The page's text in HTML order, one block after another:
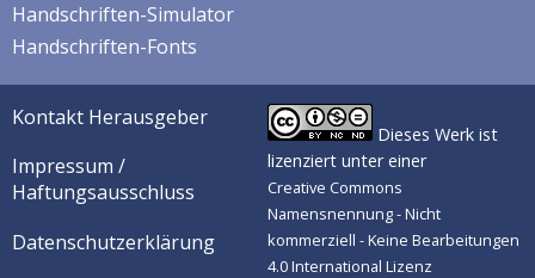
Handschriften-Simulator
Handschriften-Fonts
Kontakt Herausgeber
Impressum /
Haftungsausschluss
Datenschutzerklärung
Dieses Werk ist
lizenziert unter einer
Creative Commons
Namensnennung - Nicht
kommerziell - Keine Bearbeitungen
4.0 International Lizenz